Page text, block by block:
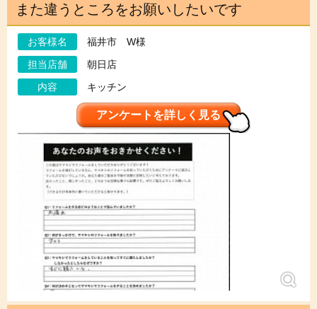
また違うところをお願いしたいです
お客様名
福井市 W様
担当店舗
朝日店
内容
キッチン
アンケートを詳しく見る